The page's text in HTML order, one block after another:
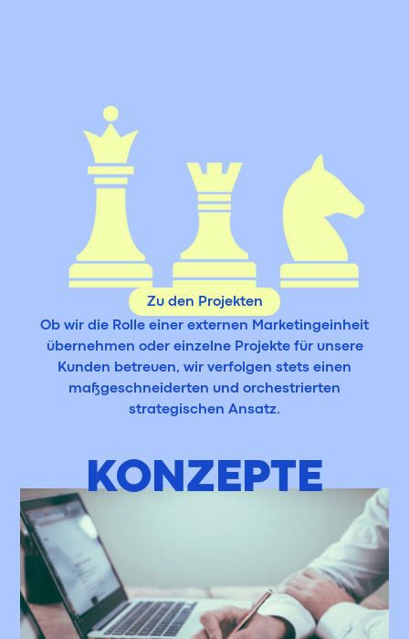
Zu den Projekten
Ob wir die Rolle einer externen Marketingeinheit
übernehmen oder einzelne Projekte für unsere
Kunden betreuen, wir verfolgen stets einen
maßgeschneiderten und orchestrierten
strategischen Ansatz.
KONZEPTE